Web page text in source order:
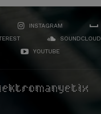
INSTAGRAM
SOUNDCLOUD
YOUTUBE